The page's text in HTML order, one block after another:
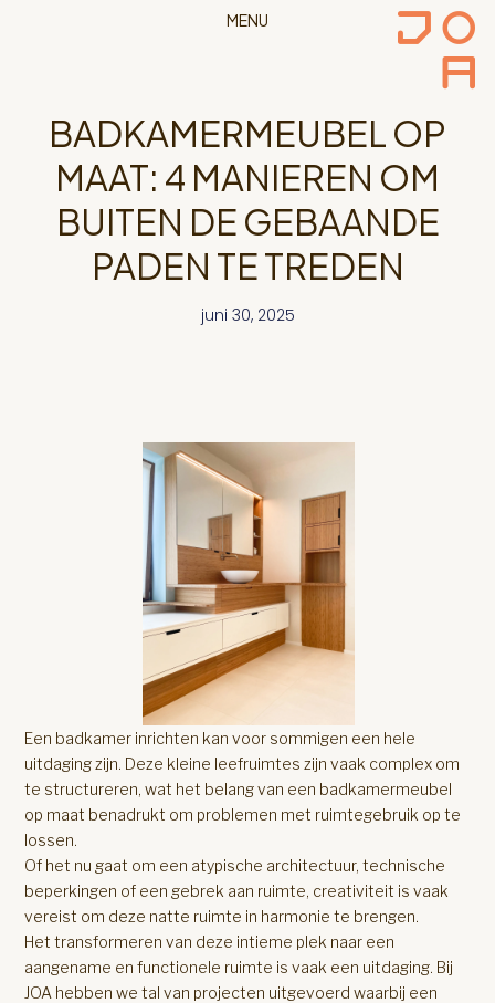
MENU
BADKAMERMEUBEL OP
MAAT: 4 MANIEREN OM
BUITEN DE GEBAANDE
PADEN TE TREDEN
juni 30, 2025
Een badkamer inrichten kan voor sommigen een hele
uitdaging zijn. Deze kleine leefruimtes zijn vaak complex om
te structureren, wat het belang van een badkamermeubel
op maat benadrukt om problemen met ruimtegebruik op te
lossen.
Of het nu gaat om een atypische architectuur, technische
beperkingen of een gebrek aan ruimte, creativiteit is vaak
vereist om deze natte ruimte in harmonie te brengen.
Het transformeren van deze intieme plek naar een
aangename en functionele ruimte is vaak een uitdaging. Bij
JOA hebben we tal van projecten uitgevoerd waarbij een